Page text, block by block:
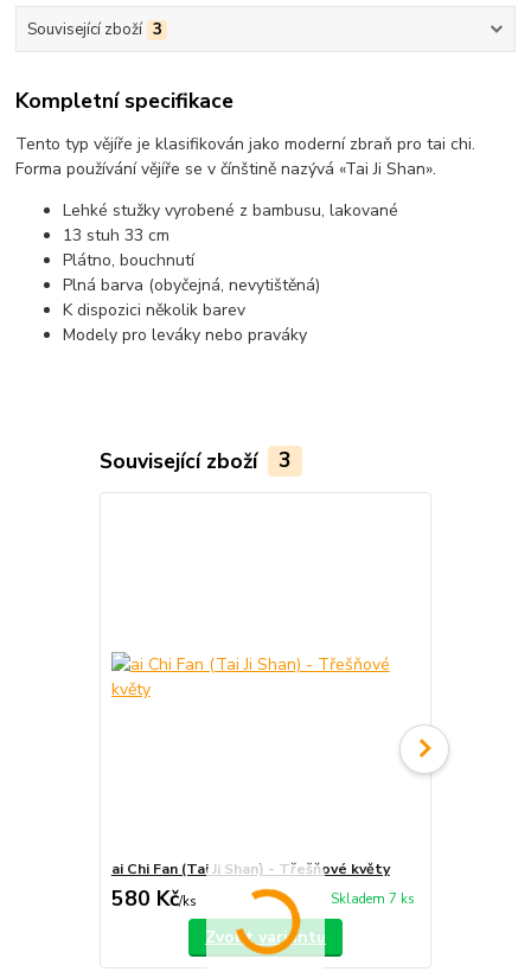
Související zboží 3
Kompletní specifikace
Tento typ vějíře je klasifikován jako moderní zbraň pro tai chi.
Forma používání vějíře se v čínštině nazývá «Tai Ji Shan».
Lehké stužky vyrobené z bambusu, lakované
13 stuh 33 cm
Plátno, bouchnutí
Plná barva (obyčejná, nevytištěná)
K dispozici několik barev
Modely pro leváky nebo praváky
Související zboží 3
ai Chi Fan (Tai Ji Shan) - Třešňové květy
580 Kč/ks Skladem 7 ks
Zvolit variantu